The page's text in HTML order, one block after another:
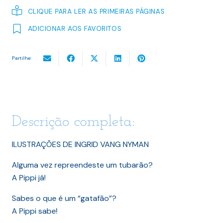
CLIQUE PARA LER AS PRIMEIRAS PÁGINAS
ADICIONAR AOS FAVORITOS
Partilhe:
Descrição completa:
ILUSTRAÇÕES DE INGRID VANG NYMAN
Alguma vez repreendeste um tubarão?
A Pippi já!
Sabes o que é um “gatafão”?
A Pippi sabe!